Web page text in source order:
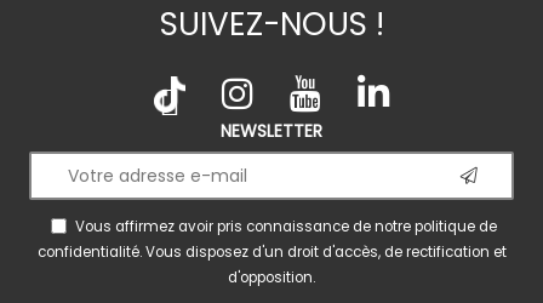
SUIVEZ-NOUS !
NEWSLETTER
Vous affirmez avoir pris connaissance de notrepolitique de
confidentialité. Vous disposez d'un droit d'accès, de rectification et
d'opposition.